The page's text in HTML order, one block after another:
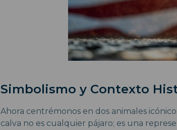
Simbolismo y Contexto
Ahora centrémonos en dos animales
calva no es cualquier pájaro; es una